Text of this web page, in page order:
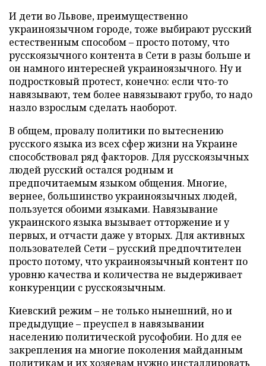
И дети во Львове, преимущественно
украиноязычном городе, тоже выбирают русский
естественным способом – просто потому, что
русскоязычного контента в Сети в разы больше и
он намного интересней украиноязычного. Ну и
подростковый протест, конечно: если что-то
навязывают, тем более навязывают грубо, то надо
назло взрослым сделать наоборот.
В общем, провалу политики по вытеснению
русского языка из всех сфер жизни на Украине
способствовал ряд факторов. Для русскоязычных
людей русский остался родным и
предпочитаемым языком общения. Многие,
вернее, большинство украиноязычных людей,
пользуется обоими языками. Навязывание
украинского языка вызывает отторжение и у
первых, и отчасти даже у вторых. Для активных
пользователей Сети – русский предпочтителен
просто потому, что украиноязычный контент по
уровню качества и количества не выдерживает
конкуренции с русскоязычным.
Киевский режим – не только нынешний, но и
предыдущие – преуспел в навязывании
населению политической русофобии. Но для ее
закрепления на многие поколения майданным
политикам и их хозяевам нужно инсталлировать